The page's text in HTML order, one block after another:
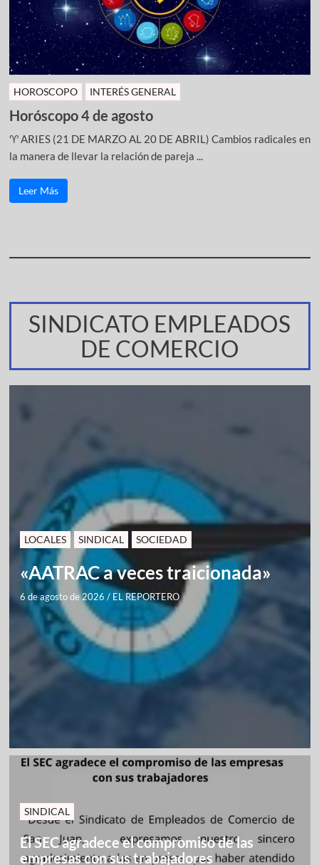
HOROSCOPO INTERÉS GENERAL
Horóscopo 4 de agosto
♈ ARIES (21 DE MARZO AL 20 DE ABRIL) Cambios radicales en
la manera de llevar la relación de pareja ...
Leer Más
SINDICATO EMPLEADOS
DE COMERCIO
LOCALES SINDICAL SOCIEDAD
«AATRAC a veces traicionada»
6 de agosto de 2026 / EL REPORTERO
SINDICAL
El SEC agradece el compromiso de las
empresas con sus trabajadores